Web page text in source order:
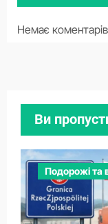
Немає
Ви
Подорожі та